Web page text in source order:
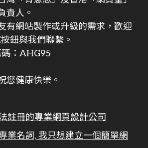
責人。
有網站製作或升級的需求，歡迎
鈕與我們聯繫。
：AHG95
您健康快樂。
註冊的專業網頁設計公司
業名詞, 我只想建立一個簡單網